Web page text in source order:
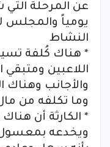
عن المرحلة
يومياً والمجلس
النشاط
* هناك كُلفة
اللاعبين ومتبقي
والأجانب وهناك
وما تكلفه من
* الكارثة أن
ويخدعه بمعسول